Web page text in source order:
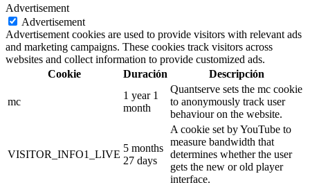
Advertisement
Advertisement
Advertisement cookies are used to provide visitors with relevant ads
and marketing campaigns. These cookies track visitors across
websites and collect information to provide customized ads.
Cookie
Duración Descripción
mc
1 year 1
month
Quantserve sets the mc cookie
to anonymously track user
behaviour on the website.
VISITOR_INFO1_LIVE
5 months
27 days
A cookie set by YouTube to
measure bandwidth that
determines whether the user
gets the new or old player
interface.